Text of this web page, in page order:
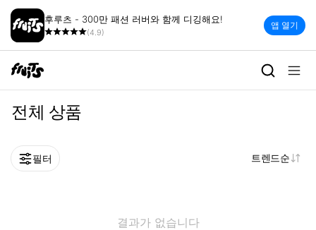
후루츠 - 300만 패션 러버와 함께 디깅해요!
(4.9)
앱 열기
전체 상품
필터 트렌드순
결과가 없습니다